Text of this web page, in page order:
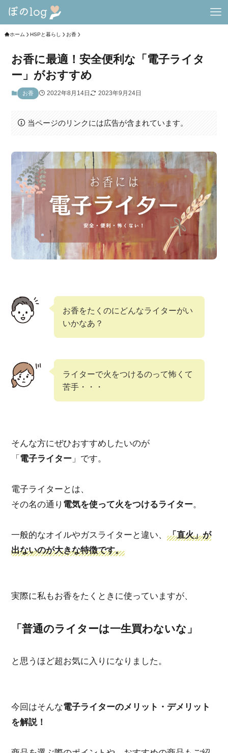
ホーム HSPと暮らし お香
お香に最適！安全便利な「電子ライタ
ー」がおすすめ
お香 2022年8月14日 2023年9月24日
当ページのリンクには広告が含まれています。
お香をたくのにどんなライターがい
いかなあ？
ライターで火をつけるのって怖くて
苦手・・・
そんな方にぜひおすすめしたいのが
「 電子ライター 」です。
電子ライターとは、
その名の通り 電気を使って火をつけるライター。
一般的なオイルやガスライターと違い、「直火」が
出ないのが大きな特徴です。
実際に私もお香をたくときに使っていますが、
「普通のライターは一生買わないな」
と思うほど超お気に入りになりました。
今回はそんな電子ライターのメリット・デメリット
を解説！